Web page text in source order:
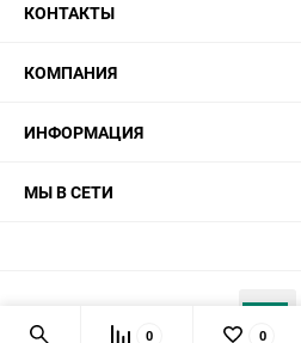
КОНТАКТЫ
КОМПАНИЯ
ИНФОРМАЦИЯ
МЫ В СЕТИ
0 0